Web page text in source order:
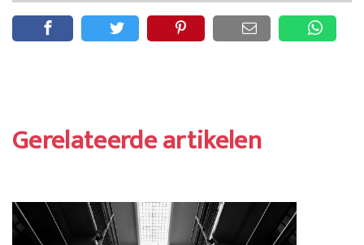
Gerelateerde artikelen